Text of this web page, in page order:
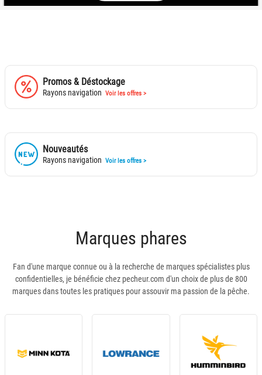
Promos & Déstockage
Rayons navigation Voir les offres >
Nouveautés
Rayons navigation Voir les offres >
Marques phares
Fan d'une marque connue ou à la recherche de marques spécialistes plus
confidentielles, je bénéficie chez pecheur.com d'un choix de plus de 800
marques dans toutes les pratiques pour assouvir ma passion de la pêche.